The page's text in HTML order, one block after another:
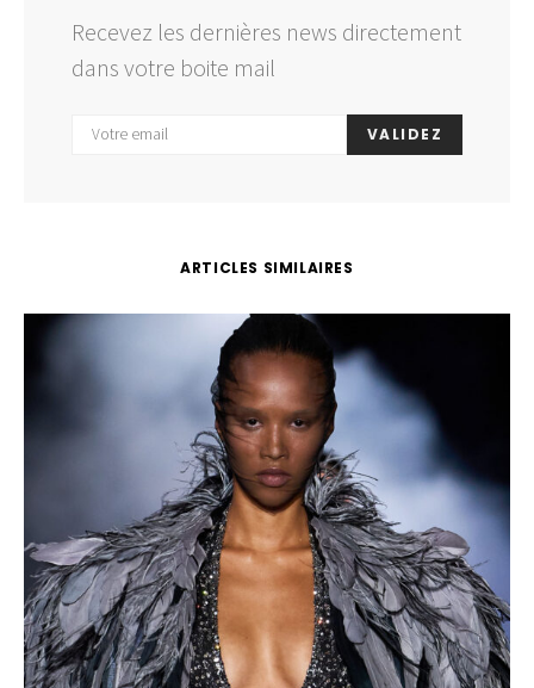
Recevez les dernières news directement
dans votre boite mail
VALIDEZ
ARTICLES SIMILAIRES